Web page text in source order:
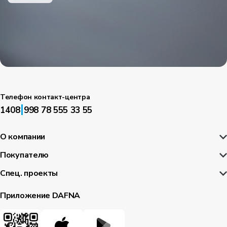
Телефон контакт-центра
1408|998 78 555 33 55
О компании
Покупателю
Спец. проекты
Приложение DAFNA